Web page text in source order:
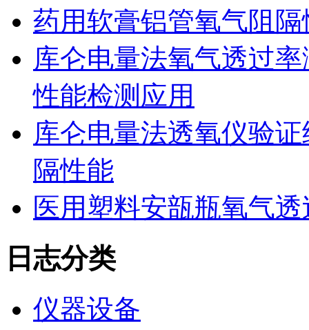
药用软膏铝管氧气阻
库仑电量法氧气透过
性能检测应用
库仑电量法透氧仪验
隔性能
医用塑料安瓿瓶氧气
日志分类
仪器设备